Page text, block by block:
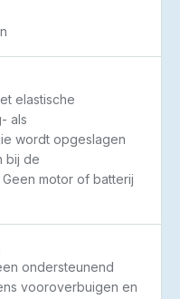
elastische
als
wordt opgeslagen
bij de
motor of batterij
ondersteunend
vooroverbuigen en